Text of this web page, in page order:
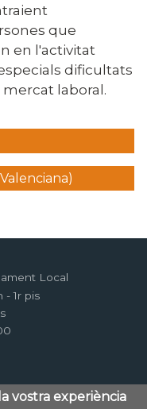
que
en l'activitat
dificultats
laboral.
Local
- 1r pis
vostra experiència